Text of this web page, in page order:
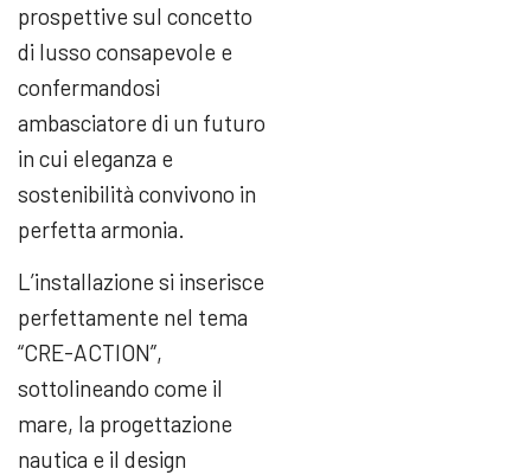
prospettive sul concetto
di lusso consapevole e
confermandosi
ambasciatore di un futuro
in cui eleganza e
sostenibilità convivono in
perfetta armonia.
L’installazione si inserisce
perfettamente nel tema
“CRE-ACTION”,
sottolineando come il
mare, la progettazione
nautica e il design